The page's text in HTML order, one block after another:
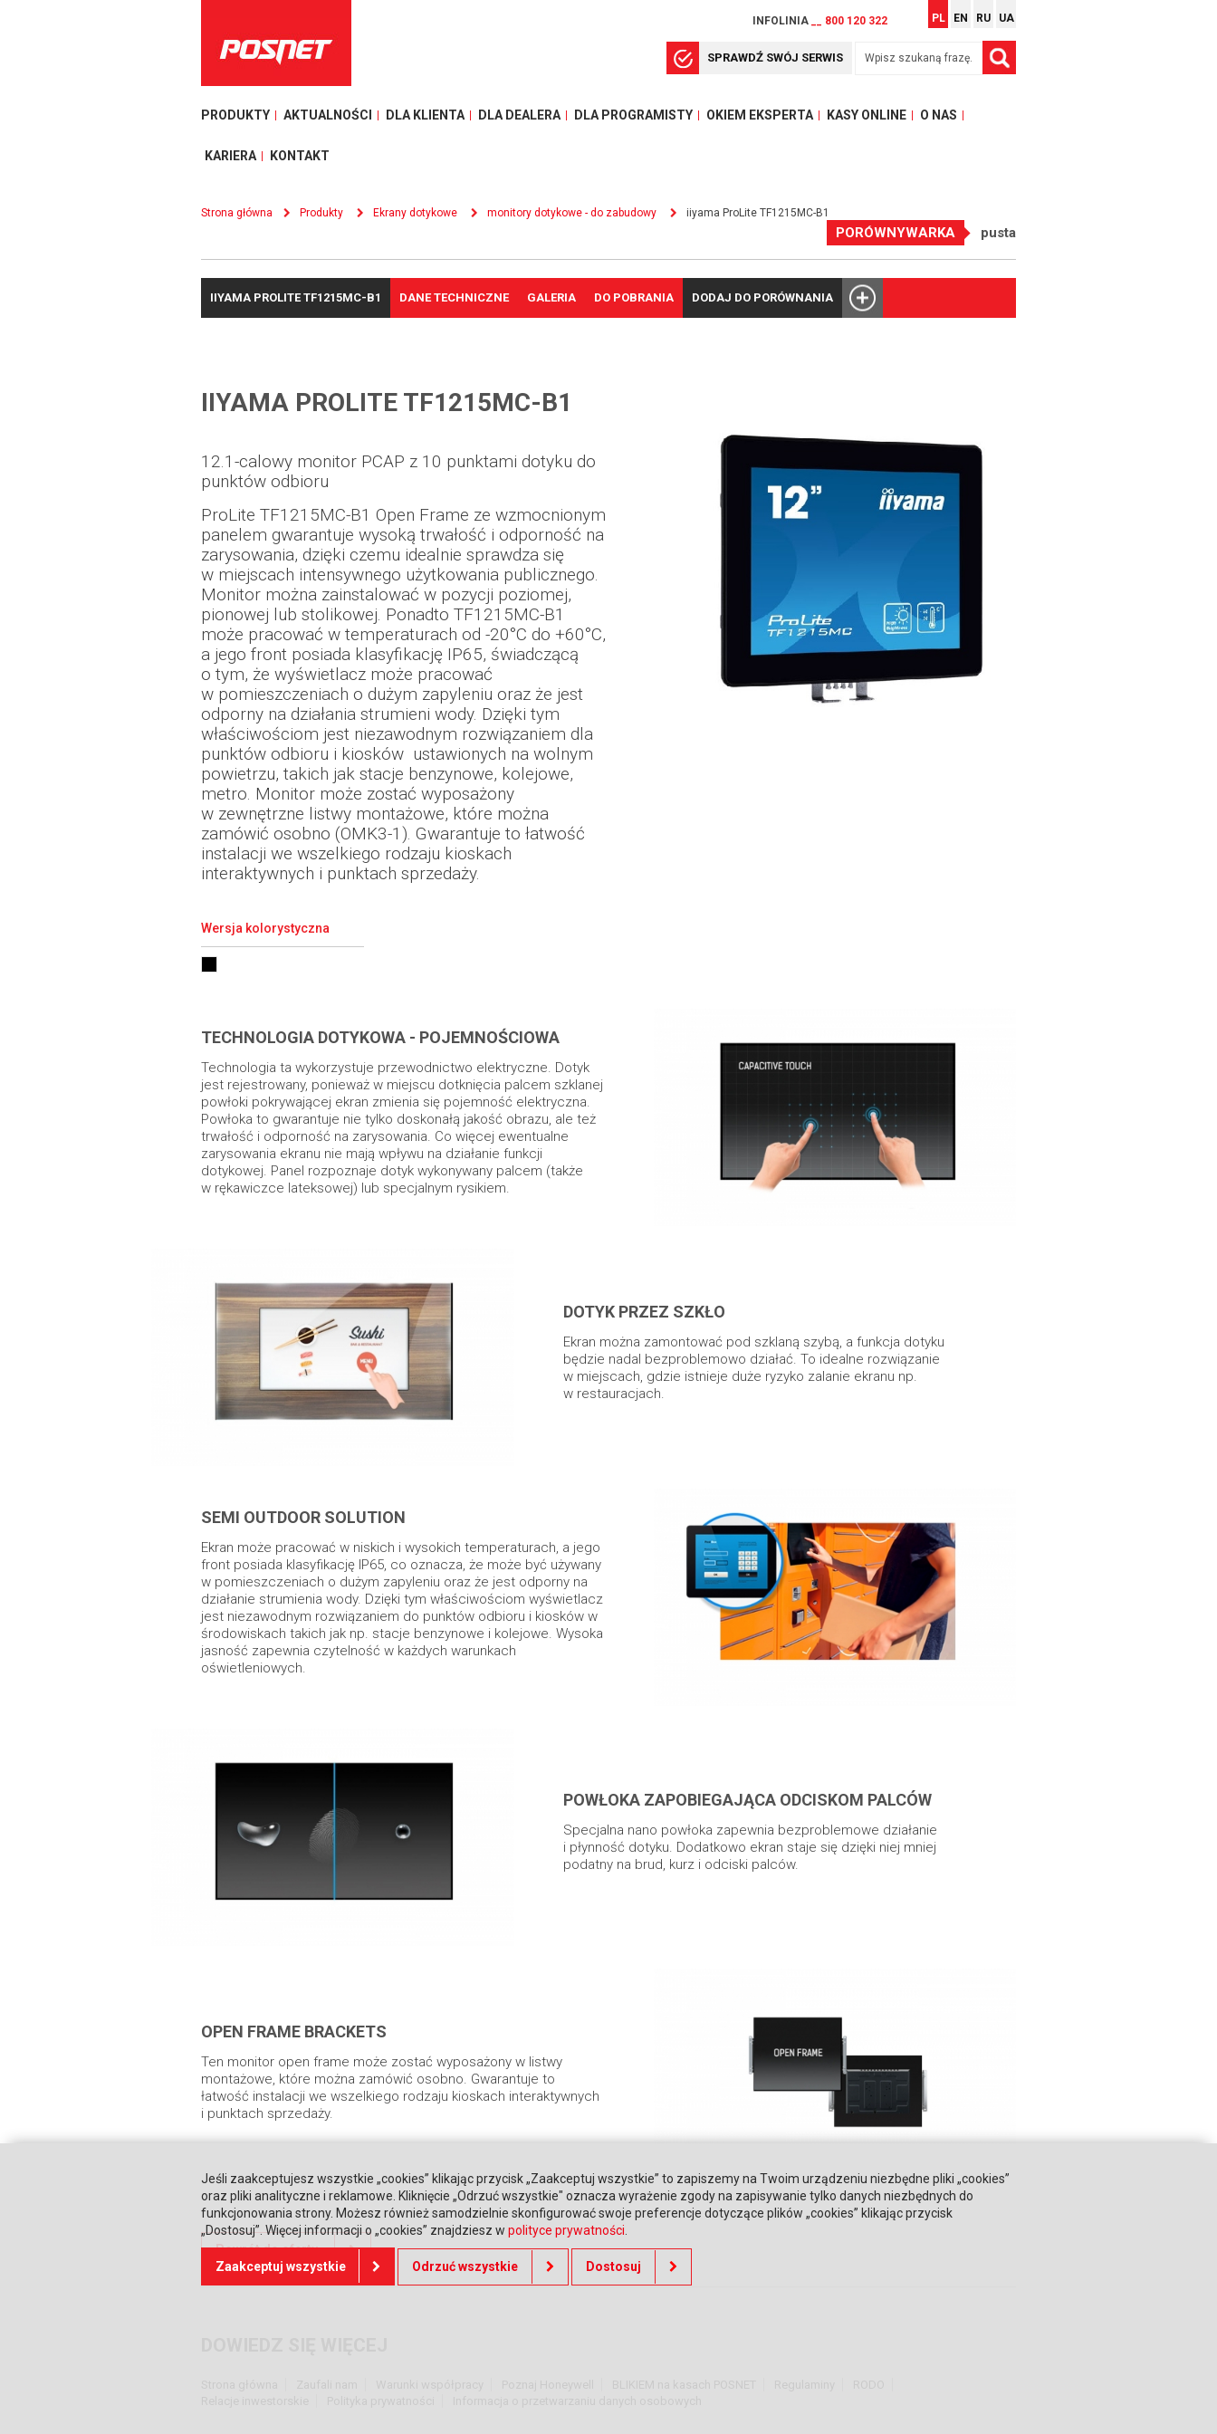
INFOLINIA __ 800 120 322 PL EN RU UA
SPRAWDŹ SWÓJ SERWIS
PRODUKTY AKTUALNOŚCI DLA KLIENTA DLA DEALERA DLA PROGRAMISTY OKIEM EKSPERTA KASY ONLINE O NAS
KARIERA KONTAKT
Strona główna Produkty Ekrany dotykowe monitory dotykowe - do zabudowy iiyama ProLite TF1215MC-B1
PORÓWNYWARKA pusta
IIYAMA PROLITE TF1215MC-B1 DANE TECHNICZNE GALERIA DO POBRANIA DODAJ DO PORÓWNANIA
IIYAMA PROLITE TF1215MC-B1
12.1-calowy monitor PCAP z 10 punktami dotyku do
punktów odbioru
ProLite TF1215MC-B1 Open Frame ze wzmocnionym
panelem gwarantuje wysoką trwałość i odporność na
zarysowania, dzięki czemu idealnie sprawdza się
w miejscach intensywnego użytkowania publicznego.
Monitor można zainstalować w pozycji poziomej,
pionowej lub stolikowej. Ponadto TF1215MC-B1
może pracować w temperaturach od -20°C do +60°C,
a jego front posiada klasyfikację IP65, świadczącą
o tym, że wyświetlacz może pracować
w pomieszczeniach o dużym zapyleniu oraz że jest
odporny na działania strumieni wody. Dzięki tym
właściwościom jest niezawodnym rozwiązaniem dla
punktów odbioru i kiosków ustawionych na wolnym
powietrzu, takich jak stacje benzynowe, kolejowe,
metro. Monitor może zostać wyposażony
w zewnętrzne listwy montażowe, które można
zamówić osobno (OMK3-1). Gwarantuje to łatwość
instalacji we wszelkiego rodzaju kioskach
interaktywnych i punktach sprzedaży.
Wersja kolorystyczna
TECHNOLOGIA DOTYKOWA - POJEMNOŚCIOWA
Technologia ta wykorzystuje przewodnictwo elektryczne. Dotyk
jest rejestrowany, ponieważ w miejscu dotknięcia palcem szklanej
powłoki pokrywającej ekran zmienia się pojemność elektryczna.
Powłoka to gwarantuje nie tylko doskonałą jakość obrazu, ale też
trwałość i odporność na zarysowania. Co więcej ewentualne
zarysowania ekranu nie mają wpływu na działanie funkcji
dotykowej. Panel rozpoznaje dotyk wykonywany palcem (także
w rękawiczce lateksowej) lub specjalnym rysikiem.
DOTYK PRZEZ SZKŁO
Ekran można zamontować pod szklaną szybą, a funkcja dotyku
będzie nadal bezproblemowo działać. To idealne rozwiązanie
w miejscach, gdzie istnieje duże ryzyko zalanie ekranu np.
w restauracjach.
SEMI OUTDOOR SOLUTION
Ekran może pracować w niskich i wysokich temperaturach, a jego
front posiada klasyfikację IP65, co oznacza, że może być używany
w pomieszczeniach o dużym zapyleniu oraz że jest odporny na
działanie strumienia wody. Dzięki tym właściwościom wyświetlacz
jest niezawodnym rozwiązaniem do punktów odbioru i kiosków w
środowiskach takich jak np. stacje benzynowe i kolejowe. Wysoka
jasność zapewnia czytelność w każdych warunkach
oświetleniowych.
POWŁOKA ZAPOBIEGAJĄCA ODCISKOM PALCÓW
Specjalna nano powłoka zapewnia bezproblemowe działanie
i płynność dotyku. Dodatkowo ekran staje się dzięki niej mniej
podatny na brud, kurz i odciski palców.
OPEN FRAME BRACKETS
Ten monitor open frame może zostać wyposażony w listwy
montażowe, które można zamówić osobno. Gwarantuje to
łatwość instalacji we wszelkiego rodzaju kioskach interaktywnych
i punktach sprzedaży.
Powrót do oferty
Jeśli zaakceptujesz wszystkie „cookies” klikając przycisk „Zaakceptuj wszystkie” to zapiszemy na Twoim urządzeniu niezbędne pliki „cookies”
oraz pliki analityczne i reklamowe. Kliknięcie „Odrzuć wszystkie" oznacza wyrażenie zgody na zapisywanie tylko danych niezbędnych do
funkcjonowania strony. Możesz również samodzielnie skonfigurować swoje preferencje dotyczące plików „cookies” klikając przycisk
„Dostosuj”. Więcej informacji o „cookies” znajdziesz w polityce prywatności
Zaakceptuj wszystkie Odrzuć wszystkie Dostosuj